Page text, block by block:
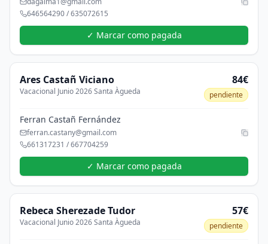
646564290 / 635072615
✓ Marcar como pagada
Ares Castañ Viciano
Vacacional Junio 2026 Santa Àgueda
84€
pendiente
Ferran Castañ Fernández
ferran.castany@gmail.com
661317231 / 667704259
✓ Marcar como pagada
Rebeca SherezadeTudor
Vacacional Junio 2026 Santa Àgueda
57€
pendiente